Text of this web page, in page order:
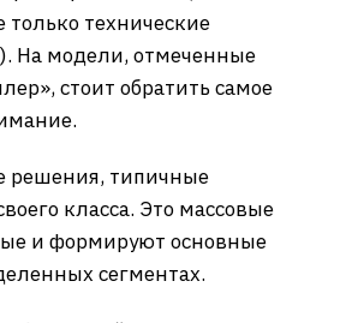
только технические
На модели, отмеченные
стоит обратить самое
решения, типичные
класса. Это массовые
и формируют основные
сегментах.